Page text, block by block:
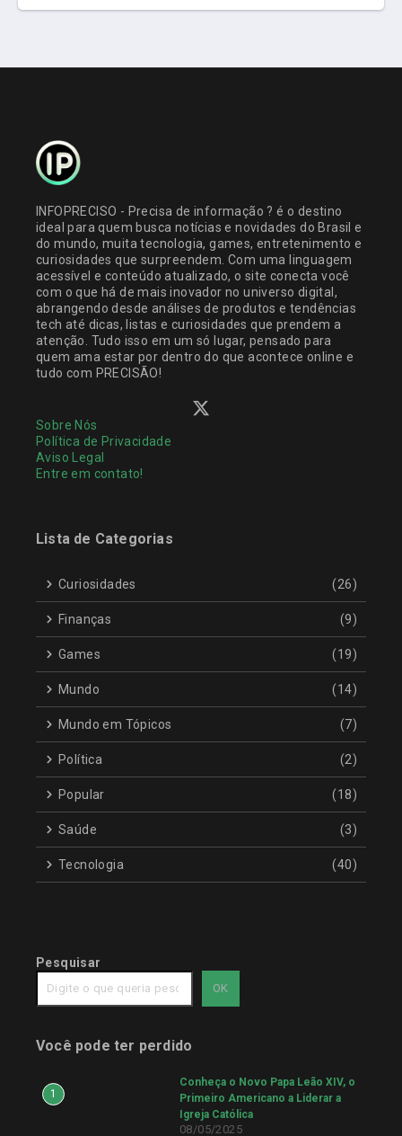
INFOPRECISO - Precisa de informação ? é o destino
ideal para quem busca notícias e novidades do Brasil e
do mundo, muita tecnologia, games, entretenimento e
curiosidades que surpreendem. Com uma linguagem
acessível e conteúdo atualizado, o site conecta você
com o que há de mais inovador no universo digital,
abrangendo desde análises de produtos e tendências
tech até dicas, listas e curiosidades que prendem a
atenção. Tudo isso em um só lugar, pensado para
quem ama estar por dentro do que acontece online e
tudo com PRECISÃO!
Sobre Nós
Política de Privacidade
Aviso Legal
Entre em contato!
Lista de Categorias
Curiosidades (26)
Finanças (9)
Games (19)
Mundo (14)
Mundo em Tópicos (7)
Política (2)
Popular (18)
Saúde (3)
Tecnologia (40)
Pesquisar
OK
Você pode ter perdido
1
Conheça o Novo Papa Leão XIV, o
Primeiro Americano a Liderar a
Igreja Católica
08/05/2025